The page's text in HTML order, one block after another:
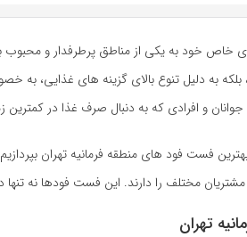
خاص خود به یکی از مناطق پرطرفدار و
به دلیل تنوع بالای گزینه‌ های غذایی،
و افرادی که به دنبال صرف غذا در
فست فود های منطقه فرمانیه تهران
مختلف را دارند. این فست فودها نه تنها
تهران